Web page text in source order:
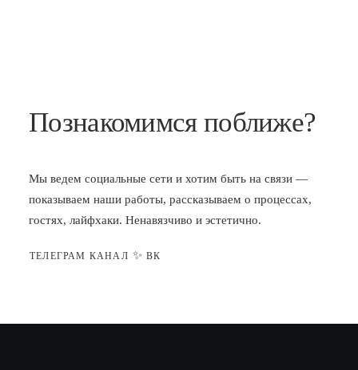
Познакомимся поближе?
Мы ведем социальные сети и хотим быть на связи —
показываем наши работы, рассказываем о процессах,
гостях, лайфхаки. Ненавязчиво и эстетично.
ТЕЛЕГРАМ КАНАЛ ✨ ВК